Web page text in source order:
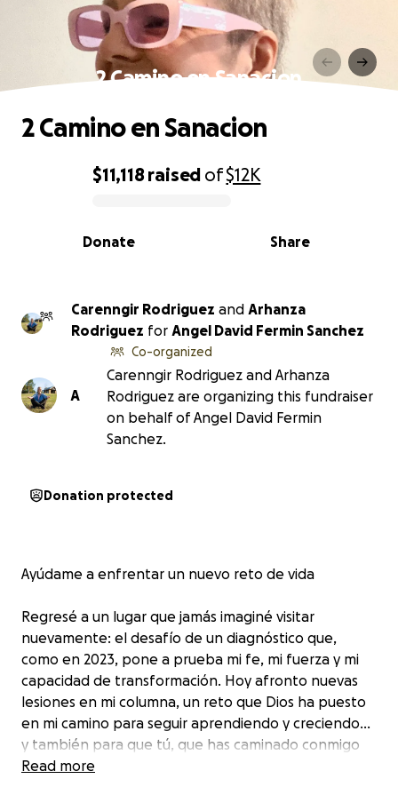
2 Camino en Sanacion
0% complete
$11,118 raised of$12K
Share
Donate
2 Camino en Sanacion
Carenngir Rodriguez and Arhanza
Rodriguez for Angel David Fermin Sanchez
A
Co-organized
Carenngir Rodriguez and Arhanza
Rodriguez are organizing this fundraiser
on behalf of Angel David Fermin
Sanchez.
Donation protected
Ayúdame a enfrentar un nuevo reto de vida
Regresé a un lugar que jamás imaginé visitar
nuevamente: el desafío de un diagnóstico que,
como en 2023, pone a prueba mi fe, mi fuerza y mi
capacidad de transformación. Hoy afronto nuevas
lesiones en mi columna, un reto que Dios ha puesto
en mi camino para seguir aprendiendo y creciendo…
y también para que tú, que has caminado conmigo
en este viaje, sigas aprendiendo y transformándote
Read more